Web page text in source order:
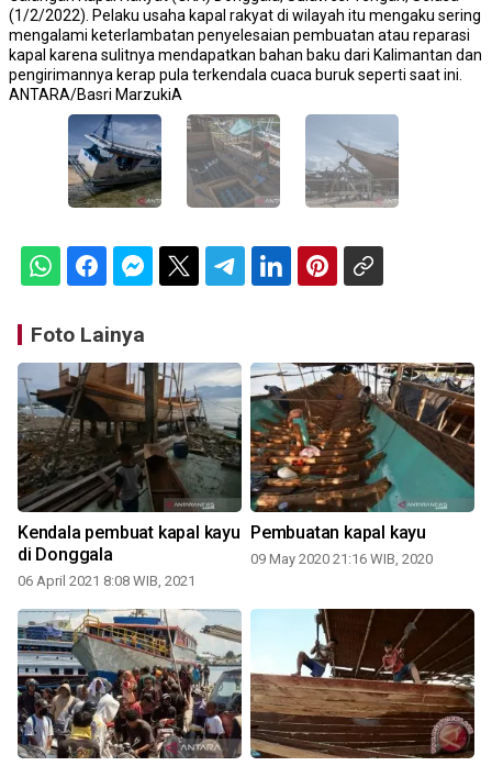
(1/2/2022). Pelaku usaha kapal rakyat di wilayah itu mengaku sering
mengalami keterlambatan penyelesaian pembuatan atau reparasi
kapal karena sulitnya mendapatkan bahan baku dari Kalimantan dan
pengirimannya kerap pula terkendala cuaca buruk seperti saat ini.
ANTARA/Basri MarzukiA
Foto Lainya
Kendala pembuat kapal kayu
di Donggala
06 April 2021 8:08 WIB, 2021
Pembuatan kapal kayu
09 May 2020 21:16 WIB, 2020